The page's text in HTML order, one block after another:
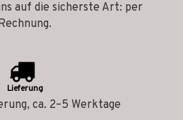
auf die sicherste Art: per
Lieferung
ca. 2–5 Werktage